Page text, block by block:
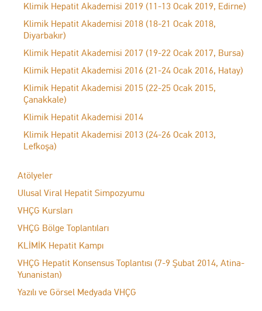
Klimik Hepatit Akademisi 2019 (11-13 Ocak 2019, Edirne)
Klimik Hepatit Akademisi 2018 (18-21 Ocak 2018,
Diyarbakır)
Klimik Hepatit Akademisi 2017 (19-22 Ocak 2017, Bursa)
Klimik Hepatit Akademisi 2016 (21-24 Ocak 2016, Hatay)
Klimik Hepatit Akademisi 2015 (22-25 Ocak 2015,
Çanakkale)
Klimik Hepatit Akademisi 2014
Klimik Hepatit Akademisi 2013 (24-26 Ocak 2013,
Lefkoşa)
Atölyeler
Ulusal Viral Hepatit Simpozyumu
VHÇG Kursları
VHÇG Bölge Toplantıları
KLİMİK Hepatit Kampı
VHÇG Hepatit Konsensus Toplantısı (7-9 Şubat 2014, Atina-
Yunanistan)
Yazılı ve Görsel Medyada VHÇG